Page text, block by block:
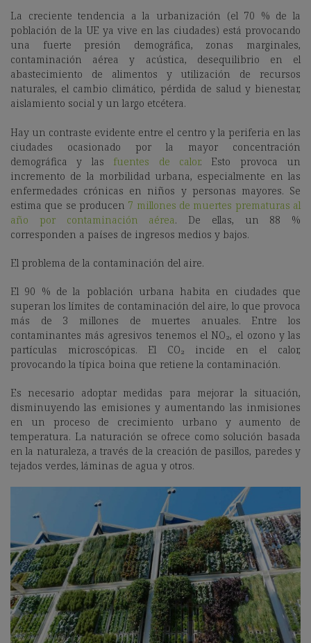
La creciente tendencia a la urbanización (el 70 % de la
población de la UE ya vive en las ciudades) está provocando
una fuerte presión demográfica, zonas marginales,
contaminación aérea y acústica, desequilibrio en el
abastecimiento de alimentos y utilización de recursos
naturales, el cambio climático, pérdida de salud y bienestar,
aislamiento social y un largo etcétera.
Hay un contraste evidente entre el centro y la periferia en las
ciudades ocasionado por la mayor concentración
demográfica y las
fuentes de calor. Esto provoca un
incremento de la morbilidad urbana, especialmente en las
enfermedades crónicas en niños y personas mayores. Se
estima que se producen 7 millones de muertes prematuras al
año por contaminación aérea. De ellas, un 88 %
corresponden a países de ingresos medios y bajos.
El problema de la contaminación del aire.
El 90 % de la población urbana habita en ciudades que
superan los límites de contaminación del aire, lo que provoca
más de 3 millones de muertes anuales. Entre los
contaminantes más agresivos tenemos el NO₂, el ozono y las
partículas microscópicas. El CO₂ incide en el calor,
provocando la típica boina que retiene la contaminación.
Es necesario adoptar medidas para mejorar la situación,
disminuyendo las emisiones y aumentando las inmisiones
en un proceso de crecimiento urbano y aumento de
temperatura. La naturación se ofrece como solución basada
en la naturaleza, a través de la creación de pasillos, paredes y
tejados verdes, láminas de agua y otros.